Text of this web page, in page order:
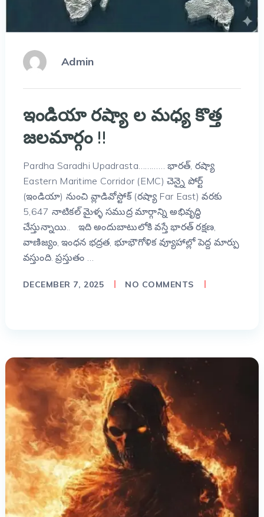
Admin
ఇండియా రష్యా ల మధ్య కొత్త
జలమార్గం !!
Pardha Saradhi Upadrasta………… భారత్, రష్యా
Eastern Maritime Corridor (EMC) చెన్నై పోర్ట్
(ఇండియా) నుంచి వ్లాడివోస్టోక్ (రష్యా Far East) వరకు
5,647 నాటికల్ మైళ్ళ సముద్ర మార్గాన్ని అభివృద్ధి
చేస్తున్నాయి.. ఇది అందుబాటులోకి వస్తే భారత్‌ రక్షణ,
వాణిజ్యం, ఇంధన భద్రత, భూభౌగోళిక వ్యూహాల్లో పెద్ద మార్పు
వస్తుంది. ప్రస్తుతం …
DECEMBER 7, 2025 NO COMMENTS